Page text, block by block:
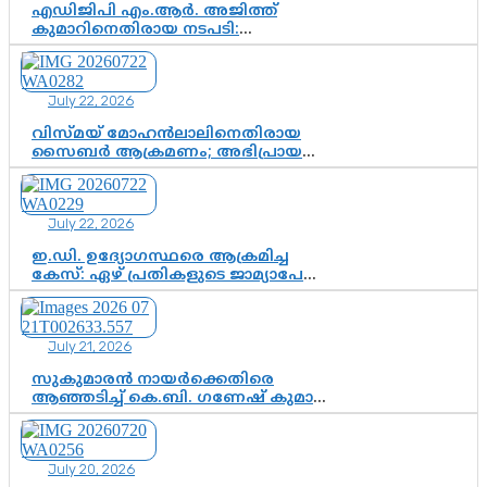
എഡിജിപി എം.ആർ. അജിത്ത്
കുമാറിനെതിരായ നടപടി:
സസ്പെൻഷനിൽ ഒതുങ്ങുമോ,
അതോ കൂടുതൽ കടുത്ത
നടപടികളിലേക്കോ?
July 22, 2026
വിസ്മയ് മോഹൻലാലിനെതിരായ
സൈബർ ആക്രമണം; അഭിപ്രായ
സ്വാതന്ത്ര്യത്തെ നിശ്ശബ്ദമാക്കുന്ന
ഡിജിറ്റൽ ഗുണ്ടായിസത്തിന് അറുതി
വേണം
July 22, 2026
ഇ.ഡി. ഉദ്യോഗസ്ഥരെ ആക്രമിച്ച
കേസ്: ഏഴ് പ്രതികളുടെ ജാമ്യാപേക്ഷ
വീണ്ടും തള്ളി; അന്വേഷണം തുടരാൻ
കോടതി അനുമതി
July 21, 2026
സുകുമാരൻ നായർക്കെതിരെ
ആഞ്ഞടിച്ച് കെ.ബി. ഗണേഷ് കുമാർ,
വി.ഡി. സതീശന് പൂർണ പിന്തുണ
July 20, 2026